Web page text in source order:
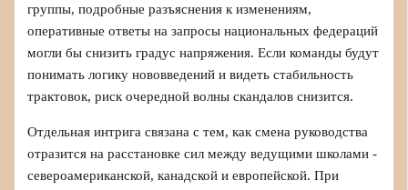
группы, подробные разъяснения к изменениям,
оперативные ответы на запросы национальных федераций
могли бы снизить градус напряжения. Если команды будут
понимать логику нововведений и видеть стабильность
трактовок, риск очередной волны скандалов снизится.
Отдельная интрига связана с тем, как смена руководства
отразится на расстановке сил между ведущими школами -
североамериканской, канадской и европейской. При